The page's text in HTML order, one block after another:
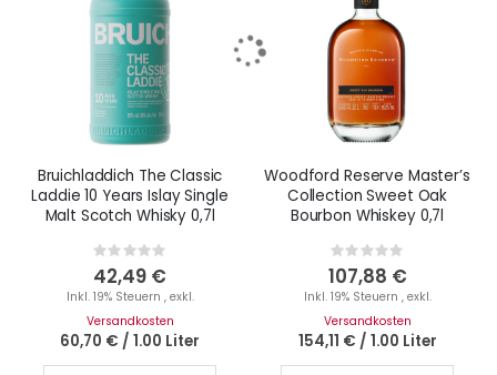
Bruichladdich The Classic
Laddie 10 Years Islay Single
Malt Scotch Whisky 0,7l
Rating:
0%
42,49 €
Inkl. 19% Steuern , exkl.
Versandkosten
60,70 € / 1.00 Liter
Woodford Reserve Master’s
Collection Sweet Oak
Bourbon Whiskey 0,7l
Rating:
0%
107,88 €
Inkl. 19% Steuern , exkl.
Versandkosten
154,11 € / 1.00 Liter